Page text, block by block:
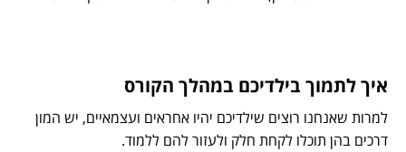
איך לתמוך בילדיכם במהלך הקורס
למרות שאנחנו רוצים שילדיכם יהיו אחראים ועצמאיים, יש המון
דרכים בהן תוכלו לקחת חלק ולעזור להם ללמוד.